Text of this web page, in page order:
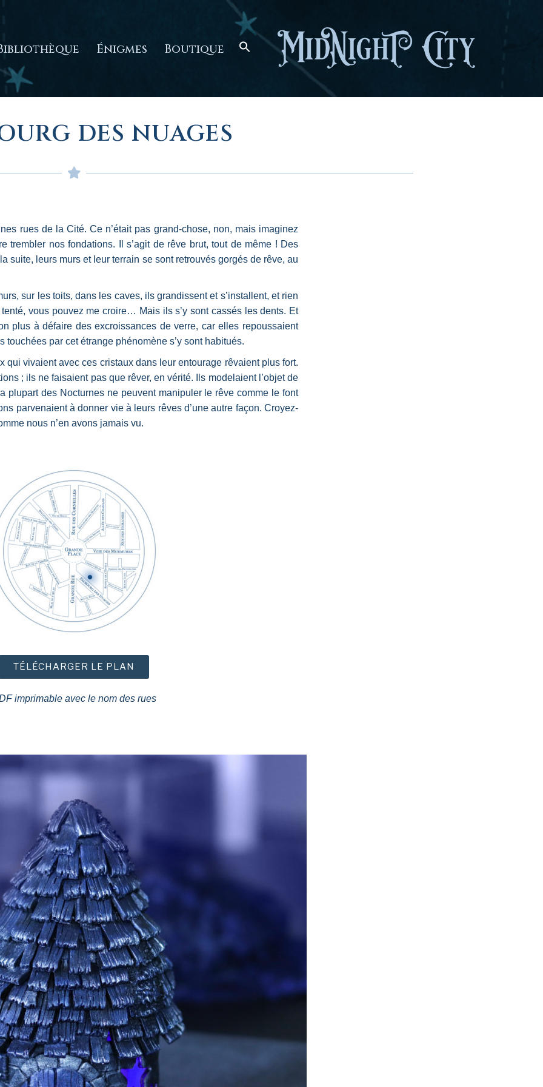
Énigmes Boutique
DES NUAGES
rues de la Cité. Ce n’était pas grand-chose, non, mais imaginez
trembler nos fondations. Il s’agit de rêve brut, tout de même ! Des
suite, leurs murs et leur terrain se sont retrouvés gorgés de rêve, au
sur les toits, dans les caves, ils grandissent et s’installent, et rien
vous pouvez me croire… Mais ils s’y sont cassés les dents. Et
plus à défaire des excroissances de verre, car elles repoussaient
par cet étrange phénomène s’y sont habitués.
qui vivaient avec ces cristaux dans leur entourage rêvaient plus fort.
; ils ne faisaient pas que rêver, en vérité. Ils modelaient l’objet de
plupart des Nocturnes ne peuvent manipuler le rêve comme le font
parvenaient à donner vie à leurs rêves d’une autre façon. Croyez-
nous n’en avons jamais vu.
TÉLÉCHARGER LE PLAN
imprimable avec le nom des rues